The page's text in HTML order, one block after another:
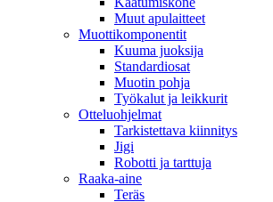
Muut apulaitteet
Muottikomponentit
Kuuma juoksija
Standardiosat
Muotin pohja
Työkalut ja leikkurit
Otteluohjelmat
Tarkistettava kiinnitys
Jigi
Robotti ja tarttuja
Raaka-aine
Teräs